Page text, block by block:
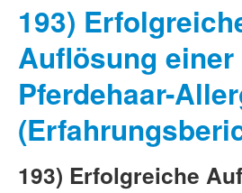
193)
Auflösung einer
Pferdehaar-
193) Erfolgreiche